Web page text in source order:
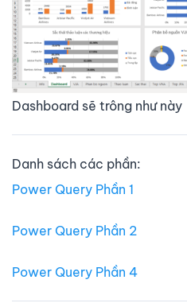
Dashboard sẽ trông như này
Danh sách các phần:
Power Query Phần 1
Power Query Phần 2
Power Query Phần 4